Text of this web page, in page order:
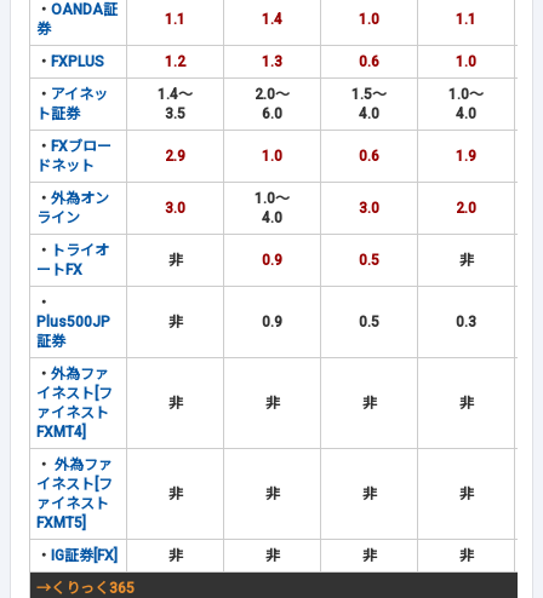
・ OANDA証
券
1.1 1.4 1.0 1.1
・ FXPLUS 1.2 1.3 0.6
1.0
・ アイネッ
ト証券
1.4～
3.5
2.0～
6.0
1.5～
4.0
1.0～
4.0
・ FXブロー
ドネット
2.9 1.0 0.6 1.9
・ 外為オン
ライン
3.0
1.0～
4.0
3.0 2.0
・
トライオ
ートFX
非 0.9 0.5 非
・
Plus500JP
証券
非 0.9 0.5 0.3
・ 外為ファ
イネスト[フ
ァイネスト
FXMT4]
非 非 非 非
・ 外為ファ
イネスト[フ
ァイネスト
FXMT5]
非 非 非 非
・ IG証券[FX] 非 非 非
非
→くりっく365